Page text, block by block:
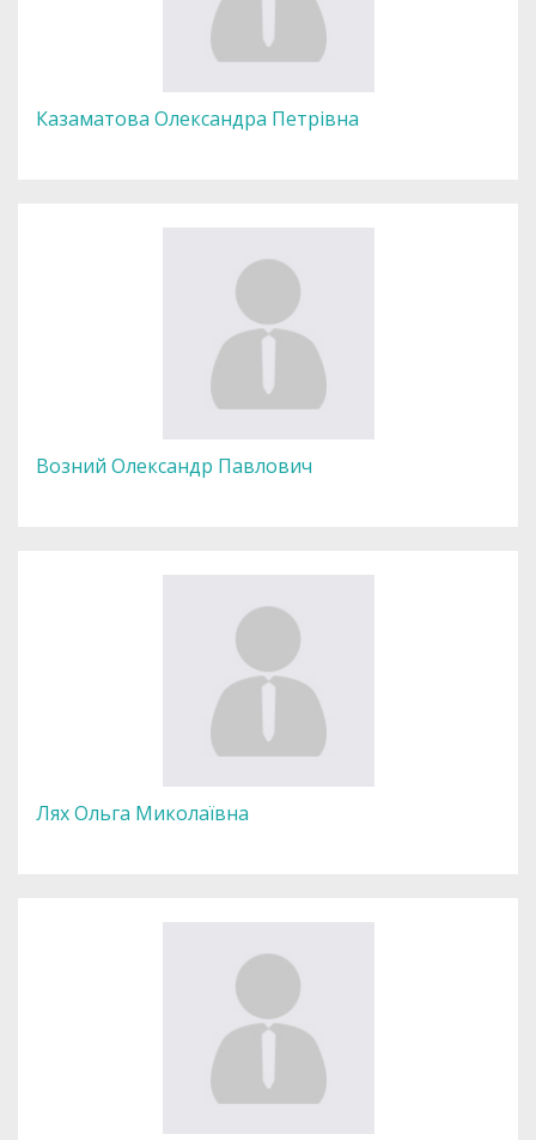
Казаматова Олександра Петрівна
Возний Олександр Павлович
Лях Ольга Миколаївна